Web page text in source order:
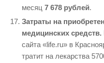
месяц 7 678 рублей.
Затраты на
медицинских средств.
сайта «life.ru» в
тратит на лекарства